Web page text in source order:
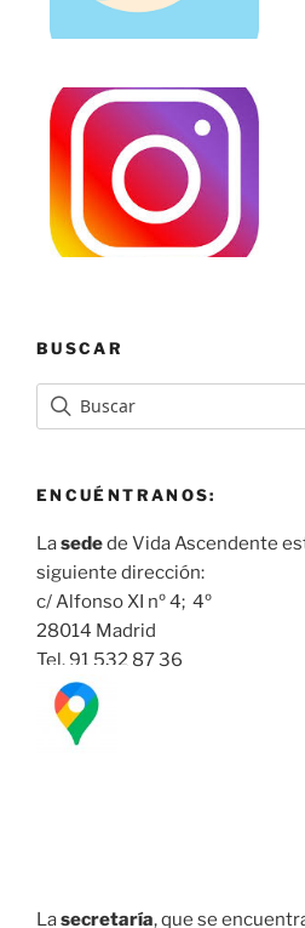
BUSCAR
ENCUÉNTRANOS:
Lasedede Vida Ascendente
siguiente dirección:
c/ Alfonso XI nº 4; 4º
28014 Madrid
Tel. 91 532 87 36
Lasecretaría, que se